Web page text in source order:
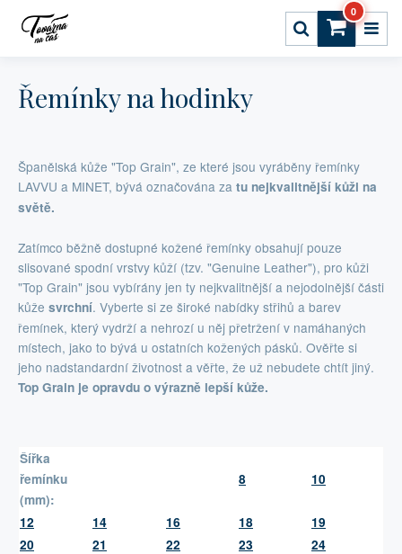
0
Řemínky na hodinky
Španělská kůže "Top Grain", ze které jsou vyráběny řemínky
LAVVU a MINET, bývá označována za tu nejkvalitnější kůži na
světě.
Zatímco běžně dostupné kožené řemínky obsahují pouze
slisované spodní vrstvy kůží (tzv. "Genuine Leather"), pro kůži
"Top Grain" jsou vybírány jen ty nejkvalitnější a nejodolnější části
kůže svrchní. Vyberte si ze široké nabídky střihů a barev
řemínek, který vydrží a nehrozí u něj přetržení v namáhaných
místech, jako to bývá u ostatních kožených pásků. Ověřte si
jeho nadstandardní životnost a věřte, že už nebudete chtít jiný.
Top Grain je opravdu o výrazně lepší kůže.
Šířka
řemínku
(mm):
8 10
12 14 16 18
19
20
21 22 23 24